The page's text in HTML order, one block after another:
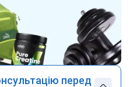
перед